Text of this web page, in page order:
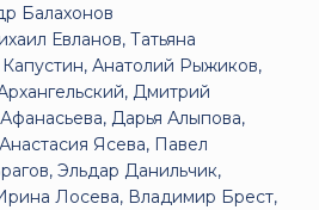
Балахонов
Евланов, Татьяна
Анатолий Рыжиков,
Дмитрий
Дарья Алыпова,
Ясева, Павел
Эльдар Данильчик,
Лосева, Владимир Брест,